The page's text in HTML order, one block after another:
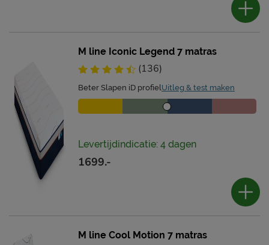
M line Iconic Legend 7 matras
(136)
Beter Slapen iD profielUitleg & test maken
Levertijdindicatie: 4 dagen
1699.-
M line Cool Motion 7 matras